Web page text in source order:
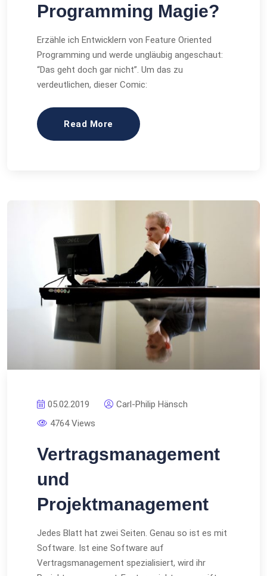
Programming Magie?
Erzähle ich Entwicklern von Feature Oriented
Programming und werde ungläubig angeschaut:
“Das geht doch gar nicht”. Um das zu
verdeutlichen, dieser Comic:
Read More
05.02.2019
Carl-Philip Hänsch
4764 Views
Vertragsmanagement
und
Projektmanagement
Jedes Blatt hat zwei Seiten. Genau so ist es mit
Software. Ist eine Software auf
Vertragsmanagement spezialisiert, wird ihr